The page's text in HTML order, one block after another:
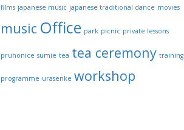
films japanese music japanese traditional dance movies
music Office park picnic private lessons
pruhonice sumie tea tea ceremony training
programme urasenke workshop